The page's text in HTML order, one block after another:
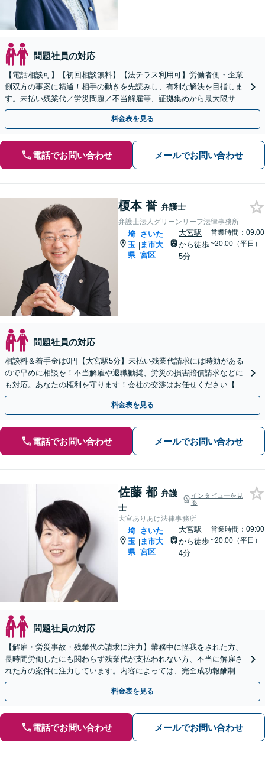
問題社員の対応
【電話相談可】【初回相談無料】【法テラス利用可】労働者側・企業
側双方の事案に精通！相手の動きを先読みし、有利な解決を目指しま
す。未払い残業代／労災問題／不当解雇等、証拠集めから最大限サポ
ート。企業側のご相談もお任せ【完全個室】【大宮駅3分】
料金表を見る
電話でお問い合わせ メールでお問い合わせ
榎本 誉 弁護士
弁護士法人グリーンリーフ法律事務所
埼
玉
県
|
さいた
ま市大
宮区
大宮駅
から徒歩
5分
営業時間：09:00
~20:00（平日）
問題社員の対応
相談料＆着手金は0円【大宮駅5分】未払い残業代請求には時効がある
ので早めに相談を！不当解雇や退職勧奨、労災の損害賠償請求などに
も対応。あなたの権利を守ります！会社の交渉はお任せください【休
日・夜間対応可】
料金表を見る
電話でお問い合わせ メールでお問い合わせ
佐藤 都 弁護
士
インタビューを見
る
大宮ありあけ法律事務所
埼
玉
県
|
さいた
ま市大
宮区
大宮駅
から徒歩
4分
営業時間：09:00
~20:00（平日）
問題社員の対応
【解雇・労災事故・残業代の請求に注力】業務中に怪我をされた方、
長時間労働したにも関わらず残業代が支払われない方、不当に解雇さ
れた方の案件に注力しています。内容によっては、完全成功報酬制で
対応できる場合もございますので、お問い合わせください。
料金表を見る
電話でお問い合わせ メールでお問い合わせ